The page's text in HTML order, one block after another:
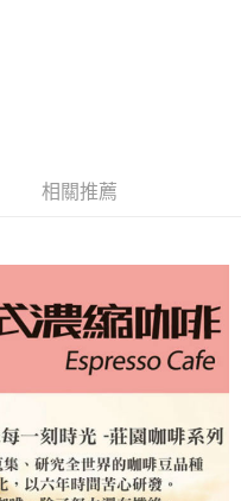
將跳轉至「AFTEE先享後付」
完成結帳。
視為有效，需透過AFTEE先享
support/home
AFTEE先享後付」服務完成之交
，並將交易相關給付款項請求債
：
或監護人之同意方可使用
起之損失，本公司不負相關責
費
運費
相關推薦